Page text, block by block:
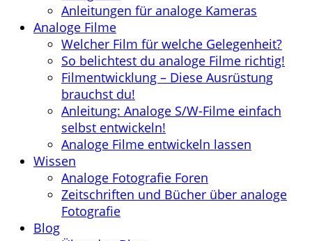
Anleitungen für analoge Kameras
Analoge Filme
Welcher Film für welche Gelegenheit?
So belichtest du analoge Filme richtig!
Filmentwicklung – Diese Ausrüstung
brauchst du!
Anleitung: Analoge S/W-Filme einfach
selbst entwickeln!
Analoge Filme entwickeln lassen
Wissen
Analoge Fotografie Foren
Zeitschriften und Bücher über analoge
Fotografie
Blog